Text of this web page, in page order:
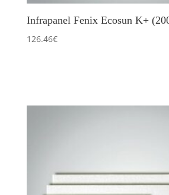
Infrapanel Fenix Ecosun K+
126.46€